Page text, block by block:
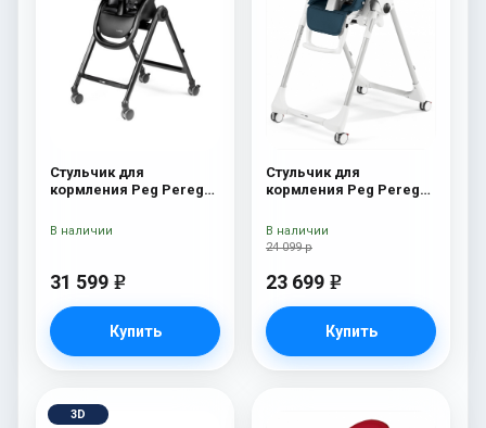
Стульчик для
кормления Peg Perego
31 599 e
Купить
В наличии
Стульчик для
кормления Peg Perego
Petrolio
24 099 р
23 699 e
Купить
В наличии
3D